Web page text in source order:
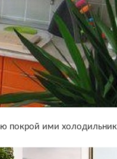
покрой ими